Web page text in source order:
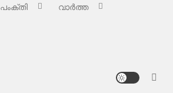
പംക്തി വാർത്ത